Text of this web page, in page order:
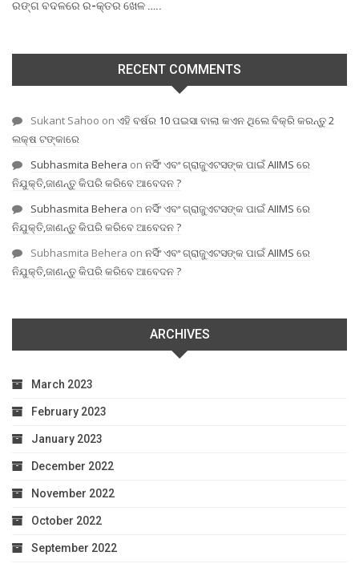
ରଙ୍ଗ ବଦଳରେ ର-କ୍ତର ଖେଳ …..
RECENT COMMENTS
Sukant Sahoo on ଏହି ବର୍ଷର 10 ପଇସା ବାଲା କଏନ ଥିଲେ ବିକ୍ରି କରନ୍ତୁ 2
ଲକ୍ଷ ଟଙ୍କାରେ
Subhasmita Behera on ନର୍ସିଂ ଏବଂ ଗ୍ରାଜୁଏଟସଙ୍କ ପାଇଁ AIIMS ରେ
ନିଯୁକ୍ତି,ଜାଣନ୍ତୁ କିପରି କରିବେ ଆବେଦନ ?
Subhasmita Behera on ନର୍ସିଂ ଏବଂ ଗ୍ରାଜୁଏଟସଙ୍କ ପାଇଁ AIIMS ରେ
ନିଯୁକ୍ତି,ଜାଣନ୍ତୁ କିପରି କରିବେ ଆବେଦନ ?
Subhasmita Behera on ନର୍ସିଂ ଏବଂ ଗ୍ରାଜୁଏଟସଙ୍କ ପାଇଁ AIIMS ରେ
ନିଯୁକ୍ତି,ଜାଣନ୍ତୁ କିପରି କରିବେ ଆବେଦନ ?
ARCHIVES
March 2023
February 2023
January 2023
December 2022
November 2022
October 2022
September 2022